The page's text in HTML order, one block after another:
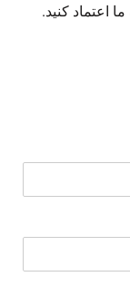
اعتماد کنید.